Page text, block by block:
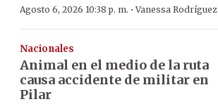
Agosto 6, 2026 10:38 p. m. ·Vanessa Rodríguez
Nacionales
Animal en el medio de la ruta
causa accidente de militar en
Pilar